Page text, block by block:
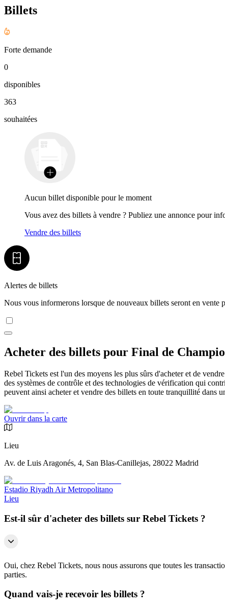
Billets
Forte demande
0
disponibles
363
souhaitées
Aucun billet disponible pour le moment
Vous avez des billets à vendre ? Publiez une annonce pour
Vendre des billets
Alertes de billets
Nous vous informerons lorsque de nouveaux billets seront en vente
Acheter des billets pour Final de
Rebel Tickets est l'un des moyens les plus sûrs d'acheter et de
des systèmes de contrôle et des technologies de vérification qui
peuvent ainsi acheter et vendre des billets en toute tranquillité dans
Ouvrir dans la carte
Lieu
Av. de Luis Aragonés, 4, San Blas-Canillejas, 28022 Madrid
Estadio Riyadh Air Metropolitano
Lieu
Est-il sûr d'acheter des billets sur Rebel Tickets ?
Oui, chez Rebel Tickets, nous nous assurons que toutes les
parties.
Quand vais-je recevoir les billets ?